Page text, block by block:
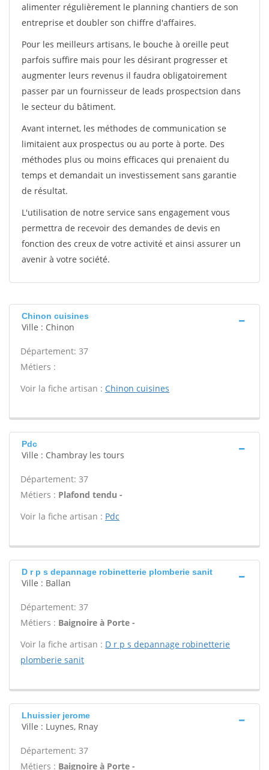
alimenter régulièrement le planning chantiers de son
entreprise et doubler son chiffre d'affaires.
Pour les meilleurs artisans, le bouche à oreille peut
parfois suffire mais pour les désirant progresser et
augmenter leurs revenus il faudra obligatoirement
passer par un fournisseur de leads prospectsion dans
le secteur du bâtiment.
Avant internet, les méthodes de communication se
limitaient aux prospectus ou au porte à porte. Des
méthodes plus ou moins efficaces qui prenaient du
temps et demandait un investissement sans garantie
de résultat.
L'utilisation de notre service sans engagement vous
permettra de recevoir des demandes de devis en
fonction des creux de votre activité et ainsi assurer un
avenir à votre société.
Chinon cuisines
Ville : Chinon
Département: 37
Métiers :
Voir la fiche artisan : Chinon cuisines
Pdc
Ville : Chambray les tours
Département: 37
Métiers : Plafond tendu -
Voir la fiche artisan : Pdc
D r p s depannage robinetterie plomberie sanit
Ville : Ballan
Département: 37
Métiers : Baignoire à Porte -
Voir la fiche artisan : D r p s depannage robinetterie
plomberie sanit
Lhuissier jerome
Ville : Luynes, Rnay
Département: 37
Métiers : Baignoire à Porte -